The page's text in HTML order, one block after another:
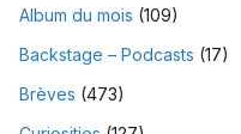
Album du mois (109)
Backstage – Podcasts (17)
Brèves (473)